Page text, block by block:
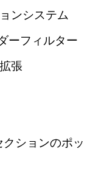
ンシステム
ーフィルター
張
ションのポッ